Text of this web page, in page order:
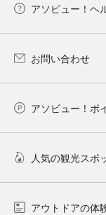
アソビュー！ヘ
お問い合わせ
アソビュー！ポ
人気の観光スポ
アウトドアの体